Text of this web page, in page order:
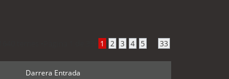
1 2 3 4 5 33
Darrera Entrada